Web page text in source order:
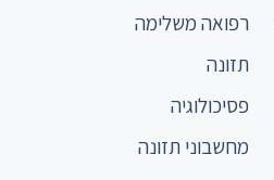
רפואה משלימה
תזונה
פסיכולוגיה
מחשבוני תזונה